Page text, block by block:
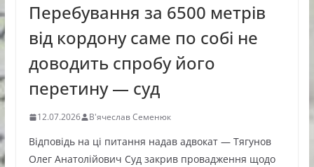
Перебування за 6500 метрів
від кордону саме по собі не
доводить спробу його
перетину — суд
12.07.2026 В'ячеслав Семенюк
Відповідь на ці питання надав адвокат — Тягунов
Олег Анатолійович Суд закрив провадження щодо